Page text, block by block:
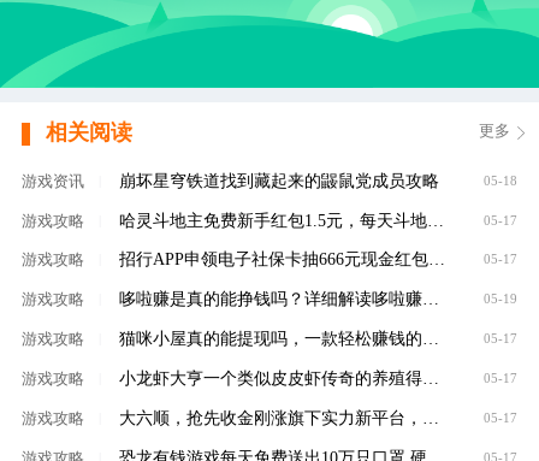
相关阅读 更多
游戏资讯 崩坏星穹铁道找到藏起来的鼹鼠党成员攻略 05-18
游戏攻略 哈灵斗地主免费新手红包1.5元，每天斗地主领元 05-17
游戏攻略 招行APP申领电子社保卡抽666元现金红包，100%有礼 05-17
游戏攻略 哆啦赚是真的能挣钱吗？详细解读哆啦赚是不是 05-19
游戏攻略 猫咪小屋真的能提现吗，一款轻松赚钱的养成类 05-17
游戏攻略 小龙虾大亨一个类似皮皮虾传奇的养殖得分红虾 05-17
游戏攻略 大六顺，抢先收金刚涨旗下实力新平台，转发单 05-17
05-17